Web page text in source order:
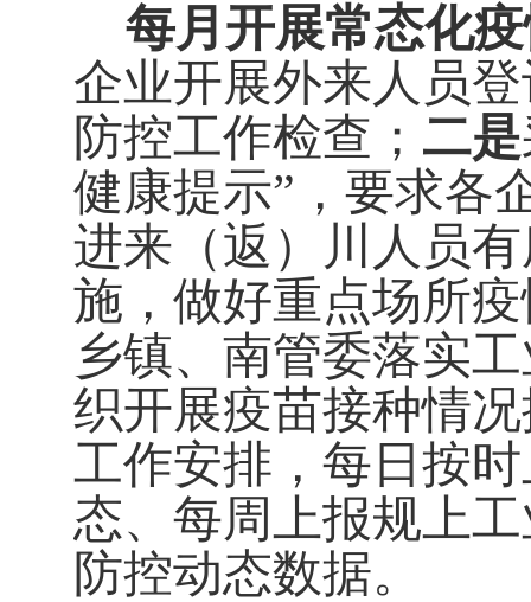
每月开展常态化疫
企业开展外来人员
防控工作检查； 二是
健康提示”，要求各
进来（返）川人员
施，做好重点场所
乡镇、南管委落实
织开展疫苗接种情
工作安排，每日按
态、每周上报规上
防控动态数据。